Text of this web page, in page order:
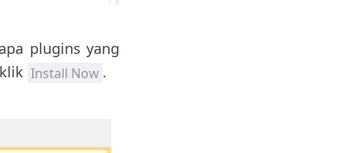
plugins yang
Install Now .